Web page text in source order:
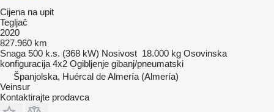
Cijena na upit
Tegljač
2020
827.960 km
Snaga 500 k.s. (368 kW) Nosivost 18.000 kg Osovinska
konfiguracija 4x2 Ogibljenje gibanj/pneumatski
Španjolska, Huércal de Almería (Almería)
Veinsur
Kontaktirajte prodavca